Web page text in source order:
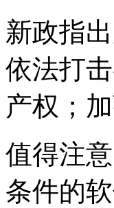
新政指
依法打
产权；
值得注
条件的